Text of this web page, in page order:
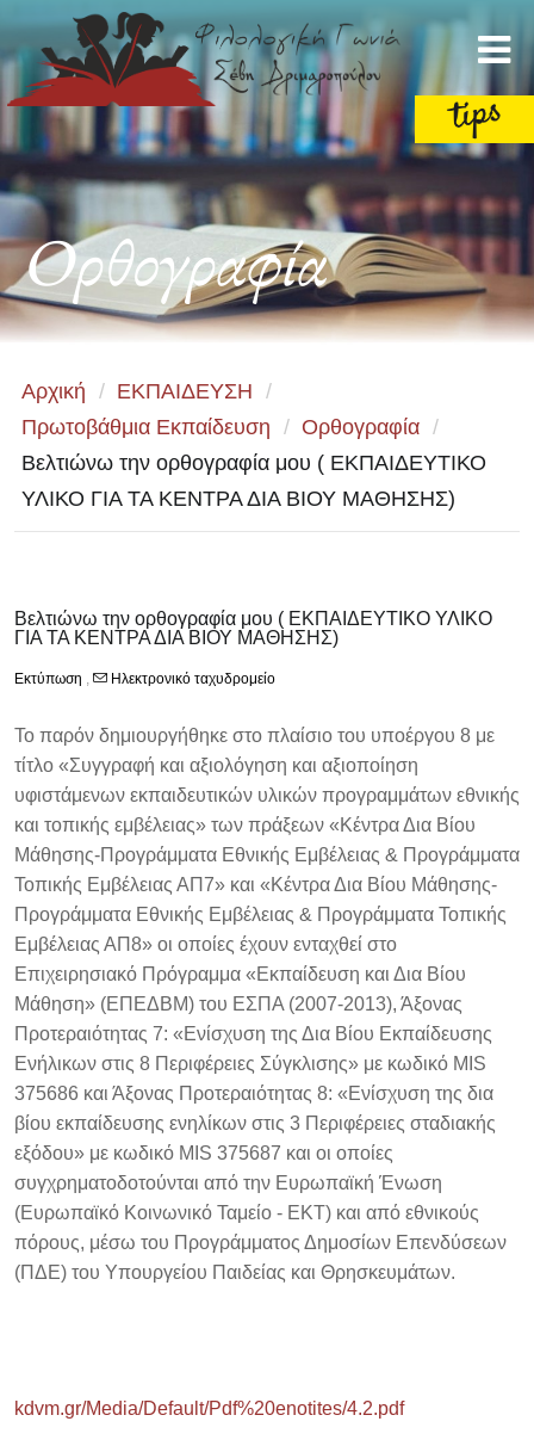
Ορθογραφία
Αρχική / ΕΚΠΑΙΔΕΥΣΗ /
Πρωτοβάθμια Εκπαίδευση / Ορθογραφία /
Βελτιώνω την ορθογραφία μου ( ΕΚΠΑΙΔΕΥΤΙΚΟ
ΥΛΙΚΟ ΓΙΑ ΤΑ ΚΕΝΤΡΑ ΔΙΑ ΒΙΟΥ ΜΑΘΗΣΗΣ)
Βελτιώνω την ορθογραφία μου ( ΕΚΠΑΙΔΕΥΤΙΚΟ ΥΛΙΚΟ
ΓΙΑ ΤΑ ΚΕΝΤΡΑ ΔΙΑ ΒΙΟΥ ΜΑΘΗΣΗΣ)
Εκτύπωση , Ηλεκτρονικό ταχυδρομείο
Το παρόν δημιουργήθηκε στο πλαίσιο του υποέργου 8 με
τίτλο «Συγγραφή και αξιολόγηση και αξιοποίηση
υφιστάμενων εκπαιδευτικών υλικών προγραμμάτων εθνικής
και τοπικής εμβέλειας» των πράξεων «Κέντρα Δια Βίου
Μάθησης-Προγράμματα Εθνικής Εμβέλειας & Προγράμματα
Τοπικής Εμβέλειας ΑΠ7» και «Κέντρα Δια Βίου Μάθησης-
Προγράμματα Εθνικής Εμβέλειας & Προγράμματα Τοπικής
Εμβέλειας ΑΠ8» οι οποίες έχουν ενταχθεί στο
Επιχειρησιακό Πρόγραμμα «Εκπαίδευση και Δια Βίου
Μάθηση» (ΕΠΕΔΒΜ) του ΕΣΠΑ (2007-2013), Άξονας
Προτεραιότητας 7: «Ενίσχυση της Δια Βίου Εκπαίδευσης
Ενήλικων στις 8 Περιφέρειες Σύγκλισης» με κωδικό MIS
375686 και Άξονας Προτεραιότητας 8: «Ενίσχυση της δια
βίου εκπαίδευσης ενηλίκων στις 3 Περιφέρειες σταδιακής
εξόδου» με κωδικό MIS 375687 και οι οποίες
συγχρηματοδοτούνται από την Ευρωπαϊκή Ένωση
(Ευρωπαϊκό Κοινωνικό Ταμείο - ΕΚΤ) και από εθνικούς
πόρους, μέσω του Προγράμματος Δημοσίων Επενδύσεων
(ΠΔΕ) του Υπουργείου Παιδείας και Θρησκευμάτων.
kdvm.gr/Media/Default/Pdf%20enotites/4.2.pdf